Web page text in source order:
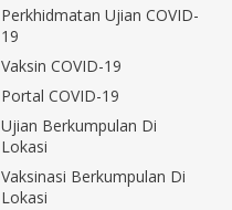
Perkhidmatan Ujian COVID-
19
Vaksin COVID-19
Portal COVID-19
Ujian Berkumpulan Di
Lokasi
Vaksinasi Berkumpulan Di
Lokasi